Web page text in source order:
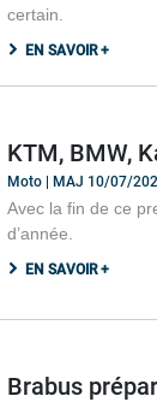
certain.
EN SAVOIR +
KTM, BMW,
Moto | MAJ 10/07/
Avec la fin de ce
d’année.
EN SAVOIR +
Brabus